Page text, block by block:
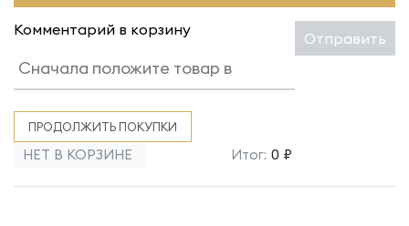
Комментарий в корзину Отправить
ПРОДОЛЖИТЬ ПОКУПКИ
НЕТ В КОРЗИНЕ Итог: 0 ₽